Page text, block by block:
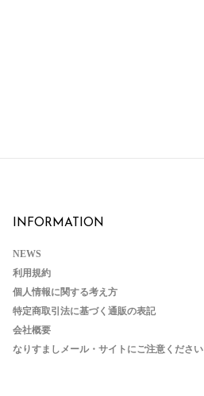
INFORMATION
NEWS
利用規約
個人情報に関する考え方
特定商取引法に基づく通販の表記
会社概要
なりすましメール・サイトにご注意ください